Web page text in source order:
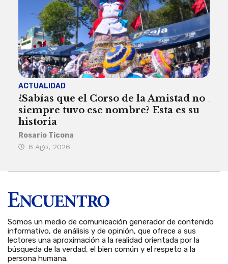
ACTUALIDAD
¿Sabías que el Corso de la Amistad no
siempre tuvo ese nombre? Esta es su
historia
Rosario Ticona
6 Ago, 2026
Somos un medio de comunicación generador de contenido
informativo, de análisis y de opinión, que ofrece a sus
lectores una aproximación a la realidad orientada por la
búsqueda de la verdad, el bien común y el respeto a la
persona humana.